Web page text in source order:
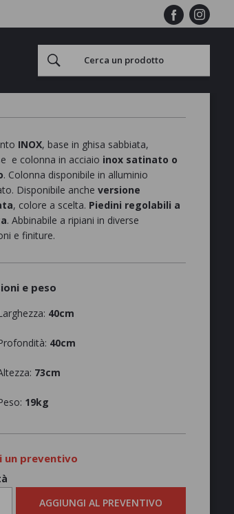
INOX, base in ghisa sabbiata,
e colonna in acciaio inox satinato o
. Colonna disponibile in alluminio
Disponibile anche versione
, colore a scelta. Piedini regolabili a
. Abbinabile a ripiani in diverse
e finiture.
e peso
40cm
40cm
73cm
19kg
un preventivo
AGGIUNGI AL PREVENTIVO